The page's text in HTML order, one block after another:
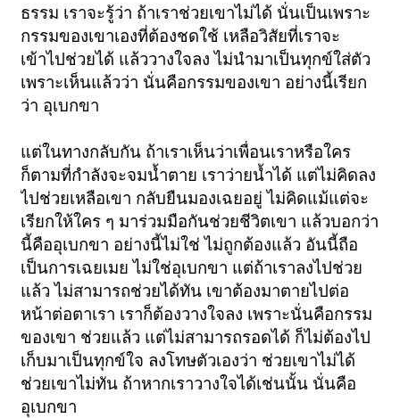
ธรรม เราจะรู้ว่า ถ้าเราช่วยเขาไม่ได้ นั่นเป็นเพราะ
กรรมของเขาเองที่ต้องชดใช้ เหลือวิสัยที่เราจะ
เข้าไปช่วยได้ แล้ววางใจลง ไม่นำมาเป็นทุกข์ใส่ตัว
เพราะเห็นแล้วว่า นั่นคือกรรมของเขา อย่างนี้เรียก
ว่า อุเบกขา
แต่ในทางกลับกัน ถ้าเราเห็นว่าเพื่อนเราหรือใคร
ก็ตามที่กำลังจะจมน้ำตาย เราว่ายน้ำได้ แต่ไม่คิดลง
ไปช่วยเหลือเขา กลับยืนมองเฉยอยู่ ไม่คิดแม้แต่จะ
เรียกให้ใคร ๆ มาร่วมมือกันช่วยชีวิตเขา แล้วบอกว่า
นี้คืออุเบกขา อย่างนี้ไม่ใช่ ไม่ถูกต้องแล้ว อันนี้ถือ
เป็นการเฉยเมย ไม่ใช่อุเบกขา แต่ถ้าเราลงไปช่วย
แล้ว ไม่สามารถช่วยได้ทัน เขาต้องมาตายไปต่อ
หน้าต่อตาเรา เราก็ต้องวางใจลง เพราะนั่นคือกรรม
ของเขา ช่วยแล้ว แต่ไม่สามารถรอดได้ ก็ไม่ต้องไป
เก็บมาเป็นทุกข์ใจ ลงโทษตัวเองว่า ช่วยเขาไม่ได้
ช่วยเขาไม่ทัน ถ้าหากเราวางใจได้เช่นนั้น นั่นคือ
อุเบกขา